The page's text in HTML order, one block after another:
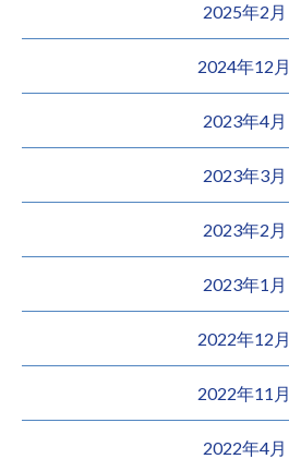
2025年2月
2024年12月
2023年4月
2023年3月
2023年2月
2023年1月
2022年12月
2022年11月
2022年4月